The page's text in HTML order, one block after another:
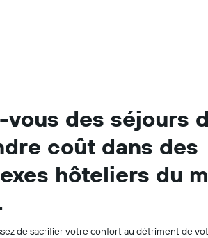
vous des séjours
coût dans des
hôteliers du
de sacrifier votre confort au détriment de